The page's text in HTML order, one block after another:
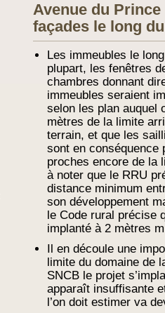
Avenue du
façades le long
Les immeubles le
plupart, les fenêtres
chambres donnant
immeubles seraient
selon les plan auquel
mètres de la limite
terrain, et que les
sont en conséquence
proches encore de la
à noter que le RRU
distance minimum
son développement
le Code rural précise
implanté à 2 mètres
Il en découle une
limite du domaine de
SNCB le projet
apparaît insuffisante
l’on doit estimer va